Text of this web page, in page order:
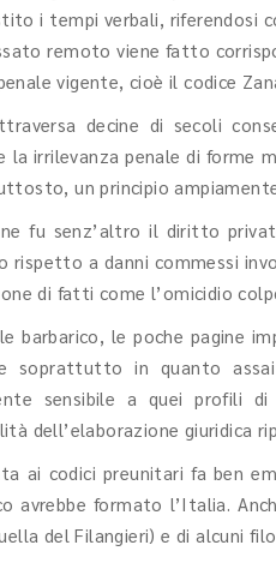
i tempi verbali, riferendosi
remoto viene fatto
vigente, cioè il codice
decine di secoli
la irrilevanza penale di
un principio
fu senz’altro il diritto
rispetto a danni commessi
di fatti come l’omicidio
barbarico, le poche pagine
e soprattutto in quanto
sensibile a quei profili
dell’elaborazione giuridica
ai codici preunitari fa ben
avrebbe formato l’Italia.
del Filangieri) e di alcuni